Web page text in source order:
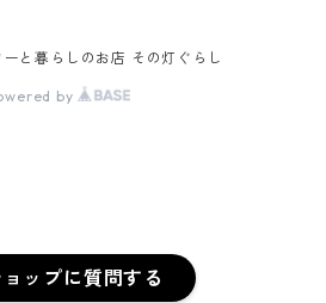
ョップに質問する
と暮らしのお店 その灯ぐらし
by